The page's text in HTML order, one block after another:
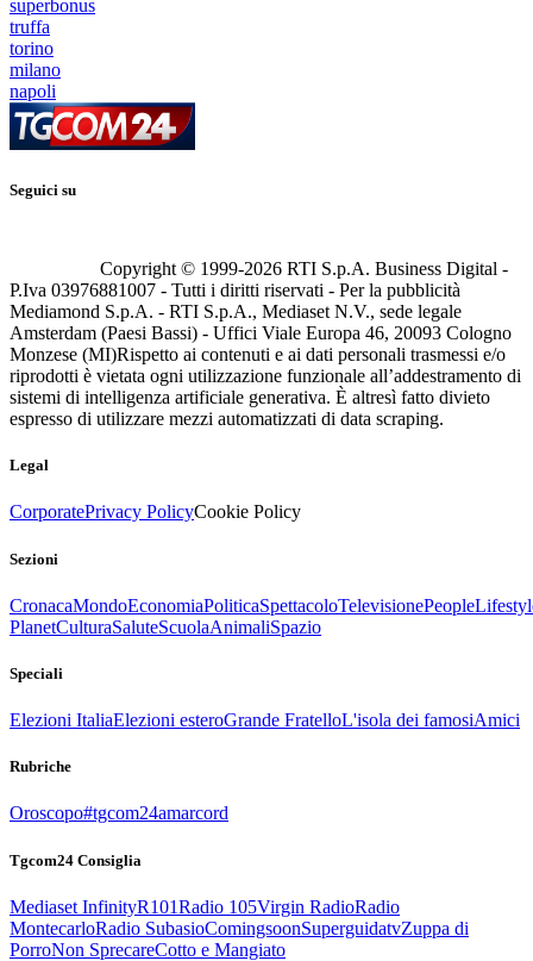
superbonus
truffa
torino
milano
napoli
Seguici su
Copyright © 1999-2026 RTI S.p.A. Business Digital -
P.Iva 03976881007 - Tutti i diritti riservati - Per la pubblicità
Mediamond S.p.A. - RTI S.p.A., Mediaset N.V., sede legale
Amsterdam (Paesi Bassi) - Uffici Viale Europa 46, 20093 Cologno
Monzese (MI)Rispetto ai contenuti e ai dati personali trasmessi e/o
riprodotti è vietata ogni utilizzazione funzionale all’addestramento di
sistemi di intelligenza artificiale generativa. È altresì fatto divieto
espresso di utilizzare mezzi automatizzati di data scraping.
Legal
CorporatePrivacy PolicyCookie Policy
Sezioni
CronacaMondoEconomiaPoliticaSpettacoloTelevisionePeople
PlanetCulturaSaluteScuolaAnimaliSpazio
Speciali
Elezioni ItaliaElezioni esteroGrande FratelloL'isola dei famosiAmici
Rubriche
Oroscopo#tgcom24amarcord
Tgcom24 Consiglia
Mediaset InfinityR101Radio 105Virgin RadioRadio
MontecarloRadio SubasioComingsoonSuperguidatvZuppa di
PorroNon SprecareCotto e Mangiato